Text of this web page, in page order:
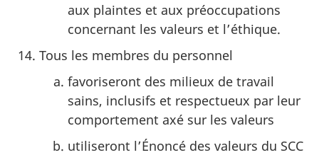
aux plaintes et aux préoccupations
concernant les valeurs et l’éthique.
Tous les membres du personnel
favoriseront des milieux de travail
sains, inclusifs et respectueux par leur
comportement axé sur les valeurs
utiliseront l’Énoncé des valeurs du SCC